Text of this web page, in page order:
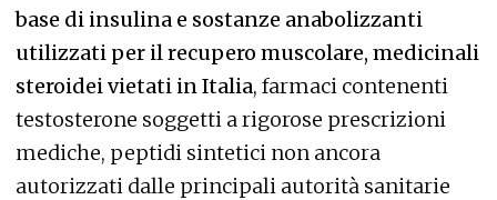
base di insulina e sostanze anabolizzanti
utilizzati per il recupero muscolare, medicinali
steroidei vietati in Italia, farmaci contenenti
testosterone soggetti a rigorose prescrizioni
mediche, peptidi sintetici non ancora
autorizzati dalle principali autorità sanitarie